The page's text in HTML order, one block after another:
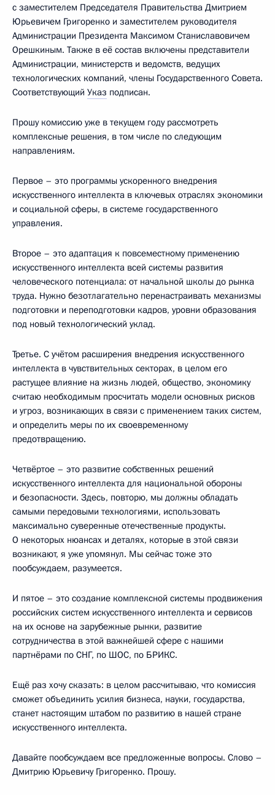
с заместителем Председателя Правительства Дмитрием
Юрьевичем Григоренко и заместителем руководителя
Администрации Президента Максимом Станиславовичем
Орешкиным. Также в её состав включены представители
Администрации, министерств и ведомств, ведущих
технологических компаний, члены Государственного Совета.
Соответствующий Указ подписан.
Прошу комиссию уже в текущем году рассмотреть
комплексные решения, в том числе по следующим
направлениям.
Первое – это программы ускоренного внедрения
искусственного интеллекта в ключевых отраслях экономики
и социальной сферы, в системе государственного
управления.
Второе – это адаптация к повсеместному применению
искусственного интеллекта всей системы развития
человеческого потенциала: от начальной школы до рынка
труда. Нужно безотлагательно перенастраивать механизмы
подготовки и переподготовки кадров, уровни образования
под новый технологический уклад.
Третье. С учётом расширения внедрения искусственного
интеллекта в чувствительных секторах, в целом его
растущее влияние на жизнь людей, общество, экономику
считаю необходимым просчитать модели основных рисков
и угроз, возникающих в связи с применением таких систем,
и определить меры по их своевременному
предотвращению.
Четвёртое – это развитие собственных решений
искусственного интеллекта для национальной обороны
и безопасности. Здесь, повторю, мы должны обладать
самыми передовыми технологиями, использовать
максимально суверенные отечественные продукты.
О некоторых нюансах и деталях, которые в этой связи
возникают, я уже упомянул. Мы сейчас тоже это
пообсуждаем, разумеется.
И пятое – это создание комплексной системы продвижения
российских систем искусственного интеллекта и сервисов
на их основе на зарубежные рынки, развитие
сотрудничества в этой важнейшей сфере с нашими
партнёрами по СНГ, по ШОС, по БРИКС.
Ещё раз хочу сказать: в целом рассчитываю, что комиссия
сможет объединить усилия бизнеса, науки, государства,
станет настоящим штабом по развитию в нашей стране
искусственного интеллекта.
Давайте пообсуждаем все предложенные вопросы. Слово –
Дмитрию Юрьевичу Григоренко. Прошу.